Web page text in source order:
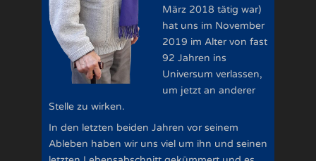
März 2018 tätig war)
hat uns im November
2019 im Alter von fast
92 Jahren ins
Universum verlassen,
um jetzt an anderer
Stelle zu wirken.
In den letzten beiden Jahren vor seinem
Ableben haben wir uns viel um ihn und seinen